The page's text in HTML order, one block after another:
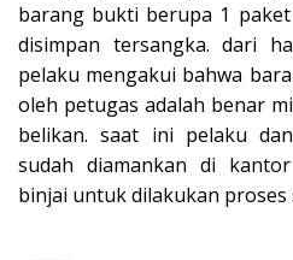
barang bukti berupa 1
disimpan tersangka. dari
pelaku mengakui bahwa
oleh petugas adalah benar
belikan. saat ini pelaku
sudah diamankan di
binjai untuk dilakukan proses